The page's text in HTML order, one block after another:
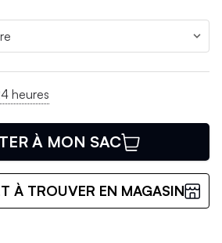
heures
À MON SAC
À TROUVER EN MAGASIN